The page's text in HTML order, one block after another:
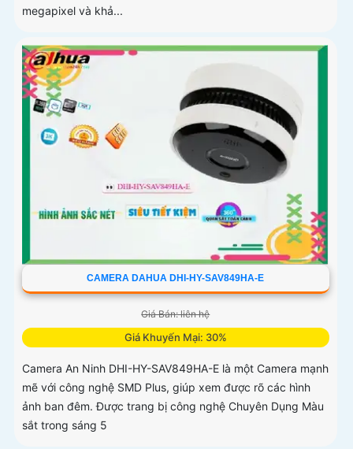
megapixel và khả...
CAMERA DAHUA DHI-HY-SAV849HA-E
Giá Bán: liên hệ
Giá Khuyến Mại: 30%
Camera An Ninh DHI-HY-SAV849HA-E là một Camera mạnh
mẽ với công nghệ SMD Plus, giúp xem được rõ các hình
ảnh ban đêm. Được trang bị công nghệ Chuyên Dụng Màu
sắt trong sáng 5